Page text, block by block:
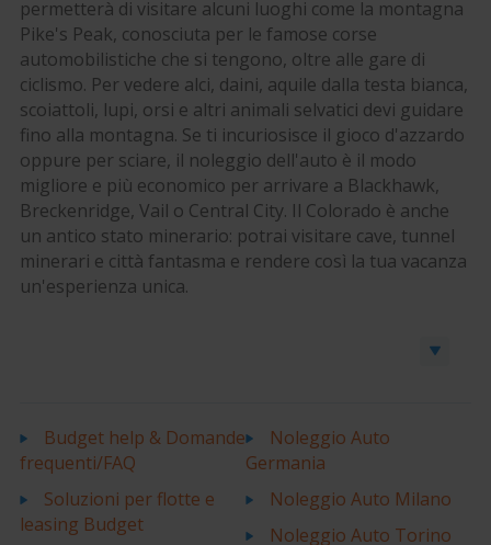
permetterà di visitare alcuni luoghi come la montagna
Pike's Peak, conosciuta per le famose corse
automobilistiche che si tengono, oltre alle gare di
ciclismo. Per vedere alci, daini, aquile dalla testa bianca,
scoiattoli, lupi, orsi e altri animali selvatici devi guidare
fino alla montagna. Se ti incuriosisce il gioco d'azzardo
oppure per sciare, il noleggio dell'auto è il modo
migliore e più economico per arrivare a Blackhawk,
Breckenridge, Vail o Central City. Il Colorado è anche
un antico stato minerario: potrai visitare cave, tunnel
minerari e città fantasma e rendere così la tua vacanza
un'esperienza unica.
Budget help & Domande
frequenti/FAQ
Soluzioni per flotte e
leasing Budget
Noleggio Auto
Germania
Noleggio Auto Milano
Noleggio Auto Torino